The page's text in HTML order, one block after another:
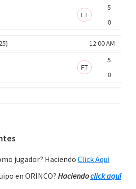
5
FT
0
12:00 AM
5
FT
0
jugador? Haciendo Click Aqui
en ORINCO? Haciendoclick aqui